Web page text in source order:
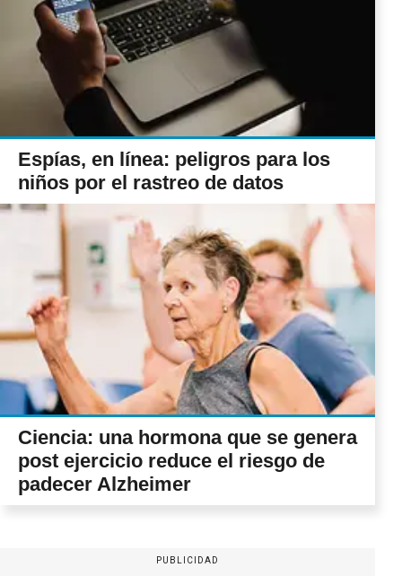
Espías, en línea: peligros para los
niños por el rastreo de datos
Ciencia: una hormona que se genera
post ejercicio reduce el riesgo de
padecer Alzheimer
PUBLICIDAD